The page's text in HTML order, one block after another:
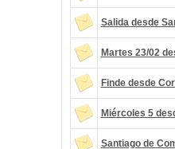
Salida desde
Martes 23/02
Finde desde
Miércoles 5
Santiago de